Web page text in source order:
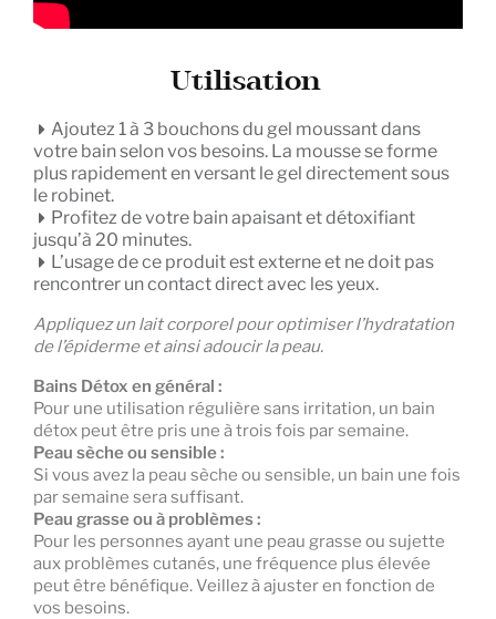
Utilisation
Ajoutez 1 à 3 bouchons du gel moussant dans
votre bain selon vos besoins. La mousse se forme
plus rapidement en versant le gel directement sous
le robinet.
Profitez de votre bain apaisant et détoxifiant
jusqu’à 20 minutes.
L’usage de ce produit est externe et ne doit pas
rencontrer un contact direct avec les yeux.
Appliquez un lait corporel pour optimiser l’hydratation
de l’épiderme et ainsi adoucir la peau.
Bains Détox en général :
Pour une utilisation régulière sans irritation, un bain
détox peut être pris une à trois fois par semaine.
Peau sèche ou sensible :
Si vous avez la peau sèche ou sensible, un bain une fois
par semaine sera suffisant.
Peau grasse ou à problèmes :
Pour les personnes ayant une peau grasse ou sujette
aux problèmes cutanés, une fréquence plus élevée
peut être bénéfique. Veillez à ajuster en fonction de
vos besoins.